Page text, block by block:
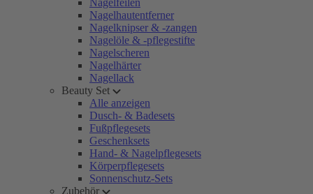
Nagelfeilen
Nagelhautentferner
Nagelknipser & -zangen
Nagelöle & -pflegestifte
Nagelscheren
Nagelhärter
Nagellack
Beauty Set
Alle anzeigen
Dusch- & Badesets
Fußpflegesets
Geschenksets
Hand- & Nagelpflegesets
Körperpflegesets
Sonnenschutz-Sets
Zubehör